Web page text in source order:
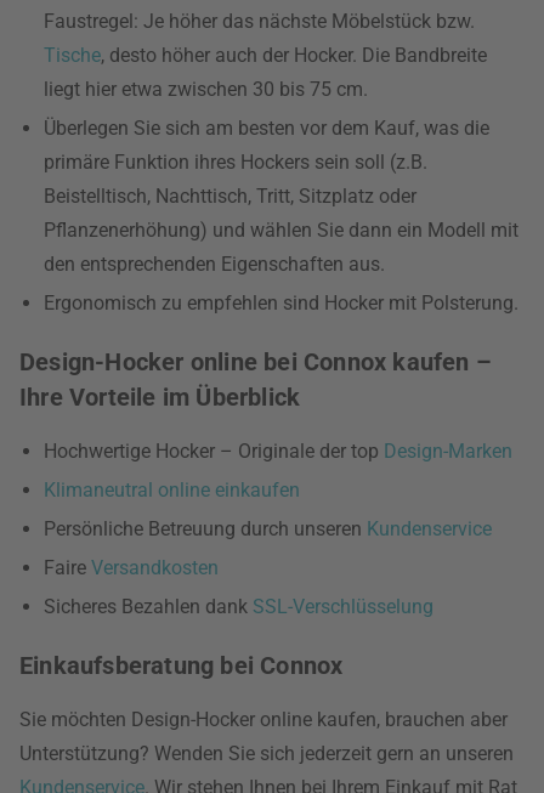
Faustregel: Je höher das nächste Möbelstück bzw.
Tische, desto höher auch der Hocker. Die Bandbreite
liegt hier etwa zwischen 30 bis 75 cm.
Überlegen Sie sich am besten vor dem Kauf, was die
primäre Funktion ihres Hockers sein soll (z.B.
Beistelltisch, Nachttisch, Tritt, Sitzplatz oder
Pflanzenerhöhung) und wählen Sie dann ein Modell mit
den entsprechenden Eigenschaften aus.
Ergonomisch zu empfehlen sind Hocker mit Polsterung.
Design-Hocker online bei Connox kaufen –
Ihre Vorteile im Überblick
Hochwertige Hocker – Originale der top Design-Marken
Klimaneutral online einkaufen
Persönliche Betreuung durch unseren Kundenservice
Faire Versandkosten
Sicheres Bezahlen dank SSL-Verschlüsselung
Einkaufsberatung bei Connox
Sie möchten Design-Hocker online kaufen, brauchen aber
Unterstützung? Wenden Sie sich jederzeit gern an unseren
Kundenservice. Wir stehen Ihnen bei Ihrem Einkauf mit Rat